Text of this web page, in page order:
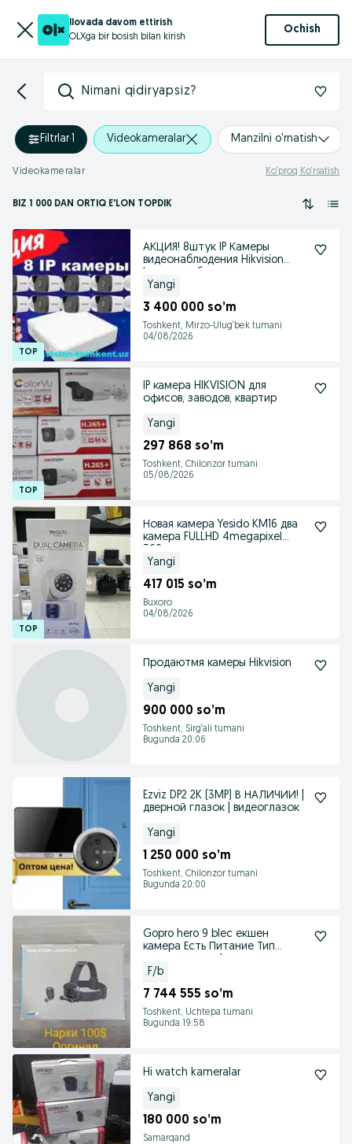
Ilovada davom ettirish
OLXga bir bosish bilan kirish
Ochish
Nimani qidiryapsiz?
Filtrlar·1 Videokameralar Manzilni o'rnatish
Videokameralar Ko‘proq Ko‘rsatish
BIZ 1 000 DAN ORTIQ E'LON TOPDIK
АКЦИЯ! 8штук IP Камеры
видеонаблюдения Hikvision
Yangi
3 400 000 so’m
Toshkent, Mirzo-Ulug‘bek tumani
04/08/2026
IP камера HIKVISION для
офисов, заводов, квартир
Yangi
297 868 so’m
Toshkent, Chilonzor tumani
05/08/2026
Новая камера Yesido KM16 два
камера FULLHD 4megapixel
Yangi
417 015 so’m
Buxoro
04/08/2026
Продаютмя камеры Hikvision
Yangi
900 000 so’m
Toshkent, Sirg‘ali tumani
Bugunda 20:06
Ezviz DP2 2K (3MP) В НАЛИЧИИ! |
дверной глазок | видеоглазок
Yangi
1 250 000 so’m
Toshkent, Chilonzor tumani
Bugunda 20:00
Gopro hero 9 blec екшен
камера Есть Питание Тип
F/b
7 744 555 so’m
Toshkent, Uchtepa tumani
Bugunda 19:58
Hi watch kameralar
Yangi
180 000 so’m
Samarqand